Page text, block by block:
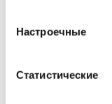
Настроечные
Статистические